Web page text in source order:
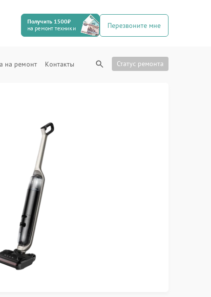
Получить 1500₽
на ремонт техники
Перезвоните мне
на ремонт Контакты Статус ремонта